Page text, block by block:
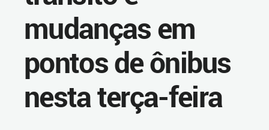
mudanças em
pontos de ônibus
nesta terça-feira